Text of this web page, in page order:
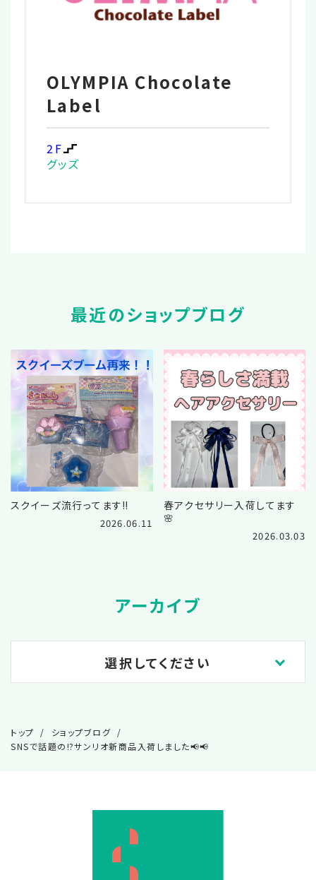
OLYMPIA Chocolate
Label
2F
グッズ
最近のショップブログ
スクイーズ流行ってます‼️
2026.06.11
春アクセサリー入荷してます
🌸
2026.03.03
アーカイブ
選択してください
トップ
ショップブログ
SNSで話題の⁉️サンリオ新商品入荷しました📢📢